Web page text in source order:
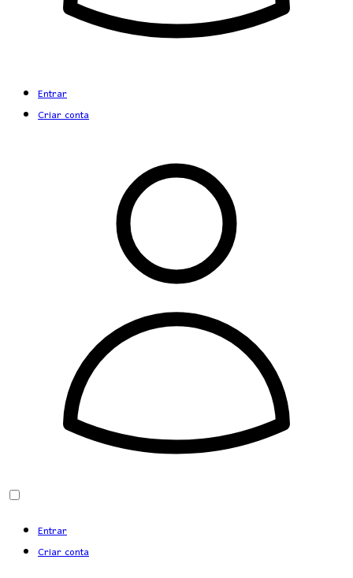
Entrar
Criar conta
Entrar
Criar conta